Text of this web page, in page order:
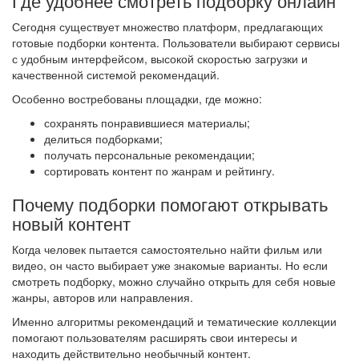
Сегодня существует множество платформ, предлагающих
готовые подборки контента. Пользователи выбирают сервисы
с удобным интерфейсом, высокой скоростью загрузки и
качественной системой рекомендаций.
Особенно востребованы площадки, где можно:
сохранять понравившиеся материалы;
делиться подборками;
получать персональные рекомендации;
сортировать контент по жанрам и рейтингу.
Почему подборки помогают открывать
новый контент
Когда человек пытается самостоятельно найти фильм или
видео, он часто выбирает уже знакомые варианты. Но если
смотреть подборку, можно случайно открыть для себя новые
жанры, авторов или направления.
Именно алгоритмы рекомендаций и тематические коллекции
помогают пользователям расширять свои интересы и
находить действительно необычный контент.